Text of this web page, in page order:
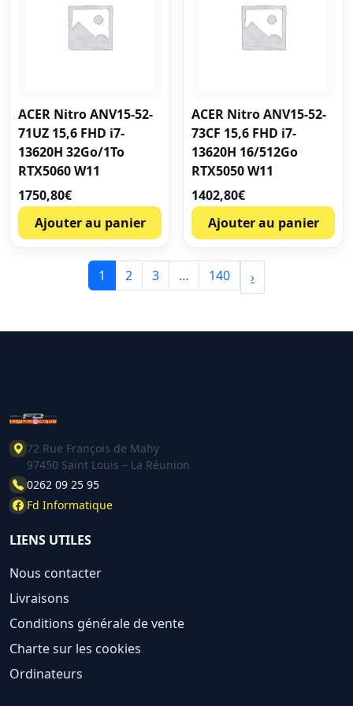
ACER Nitro ANV15-52-
71UZ 15,6 FHD i7-
13620H 32Go/1To
RTX5060 W11
1750,80€
Ajouter au panier
ACER Nitro ANV15-52-
73CF 15,6 FHD i7-
13620H 16/512Go
RTX5050 W11
1402,80€
Ajouter au panier
1 2 3 … 140 ›
72 Rue François de Mahy
97450 Saint Louis – La Réunion
0262 09 25 95
Fd Informatique
LIENS UTILES
Nous contacter
Livraisons
Conditions générale de vente
Charte sur les cookies
Ordinateurs